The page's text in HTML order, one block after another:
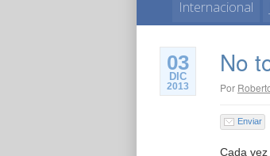
Internacional
03
DIC
2013
No
Por
Enviar
Cada